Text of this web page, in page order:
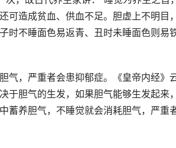
可造成贫血、供血不足。胆虚上不明
时不睡面色易返青、丑时未睡面色则易
气，严重者会患抑郁症。《皇帝内经》
于胆气的生发，如果胆气能够生发起
蓄养胆气，不睡觉就会消耗胆气，严重